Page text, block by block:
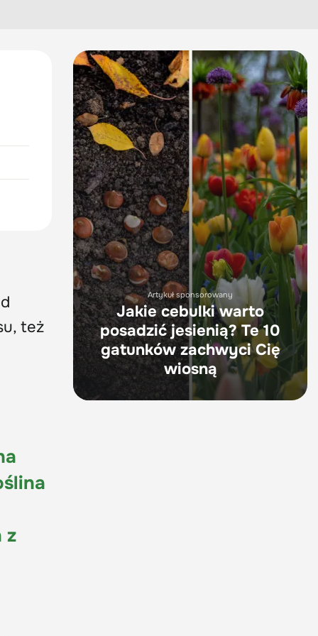
też
z
Artykuł sponsorowany
Jakie cebulki warto
posadzić jesienią? Te 10
gatunków zachwyci Cię
wiosną